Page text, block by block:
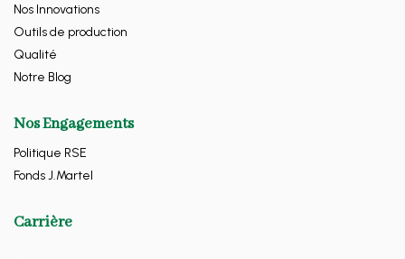
Nos Innovations
Outils de production
Qualité
Notre Blog
Nos Engagements
Politique RSE
Fonds J.Martel
Carrière